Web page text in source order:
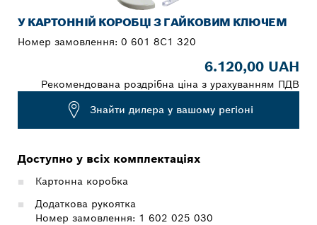
У КАРТОННІЙ КОРОБЦІ З ГАЙКОВИМ КЛЮЧЕМ
Номер замовлення: 0 601 8C1 320
6.120,00 UAH
Рекомендована роздрібна ціна з урахуванням ПДВ
Знайти дилера у вашому регіоні
Доступно у всіх комплектаціях
Картонна коробка
Додаткова рукоятка
Номер замовлення: 1 602 025 030